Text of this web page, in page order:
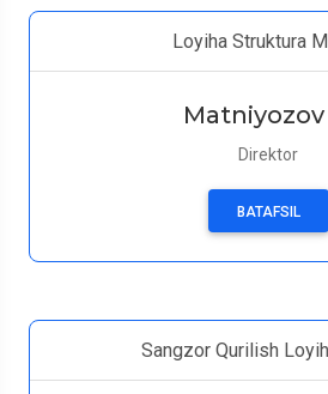
Loyiha Struktura
Matniyozov
Direktor
BATAFSIL
Sangzor Qurilish